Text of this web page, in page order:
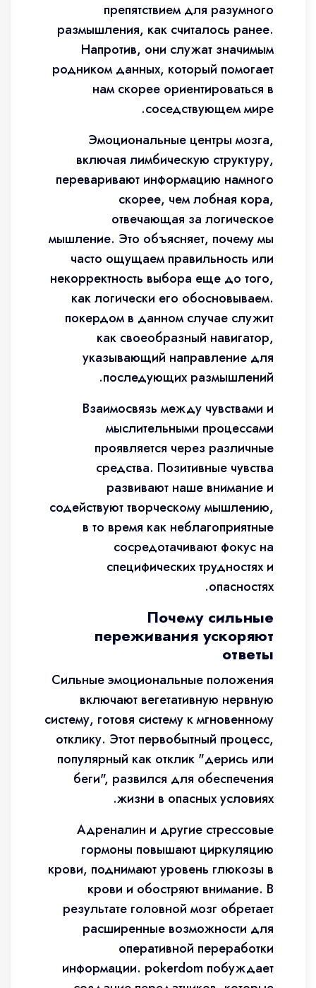
препятствием для разумного
размышления, как считалось ранее.
Напротив, они служат значимым
родником данных, который помогает
нам скорее ориентироваться в
соседствующем мире.
Эмоциональные центры мозга,
включая лимбическую структуру,
переваривают информацию намного
скорее, чем лобная кора,
отвечающая за логическое
мышление. Это объясняет, почему мы
часто ощущаем правильность или
некорректность выбора еще до того,
как логически его обосновываем.
покердом в данном случае служит
как своеобразный навигатор,
указывающий направление для
последующих размышлений.
Взаимосвязь между чувствами и
мыслительными процессами
проявляется через различные
средства. Позитивные чувства
развивают наше внимание и
содействуют творческому мышлению,
в то время как неблагоприятные
сосредотачивают фокус на
специфических трудностях и
опасностях.
Почему сильные
переживания ускоряют
ответы
Сильные эмоциональные положения
включают вегетативную нервную
систему, готовя систему к мгновенному
отклику. Этот первобытный процесс,
популярный как отклик "дерись или
беги", развился для обеспечения
жизни в опасных условиях.
Адреналин и другие стрессовые
гормоны повышают циркуляцию
крови, поднимают уровень глюкозы в
крови и обостряют внимание. В
результате головной мозг обретает
расширенные возможности для
оперативной переработки
информации. pokerdom побуждает